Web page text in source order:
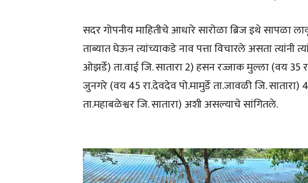
सदर गोपनीय माहितीचे आधारे सारोळा ब्रिज इथे सापळा
ताब्यात घेऊन त्यांच्याकडे नाव पत्ता विचारले असता त्यांनी
ओझर्डे) ता.वाई जि. सातारा 2) हसन रज्जाक मुल्ला (वय 35
जुनगरे (वय 45 रा.देवदेव पो.मामुर्डे ता.जावळी जि.
ता.महाबळेश्वर जि. सातारा) अशी असल्याचे सांगितले.